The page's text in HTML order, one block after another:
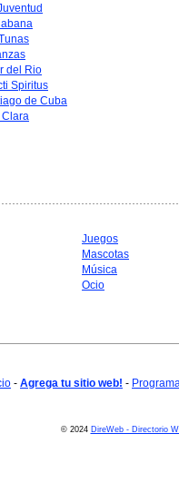
del Rio
Spiritus
de Cuba
Juegos
Mascotas
Música
Ocio
- Agrega tu sitio web! -
© 2024 DireWeb - Directorio